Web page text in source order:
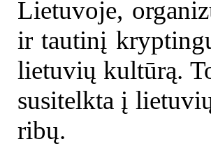
Lietuvoje,
ir tautinį
lietuvių kultūrą.
susitelkta į
ribų.